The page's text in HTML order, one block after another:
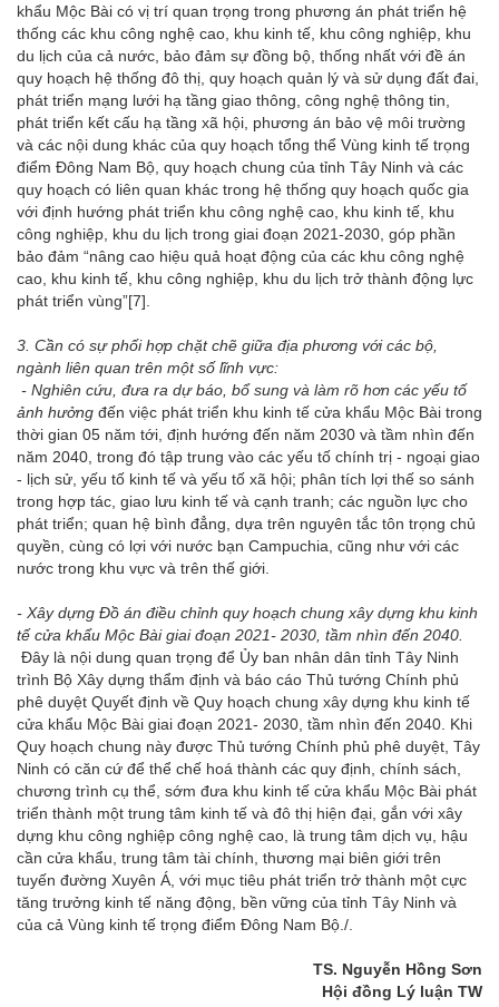
khẩu Mộc Bài có vị trí quan trọng trong phương án phát triển hệ
thống các khu công nghệ cao, khu kinh tế, khu công nghiệp, khu
du lịch của cả nước, bảo đảm sự đồng bộ, thống nhất với đề án
quy hoạch hệ thống đô thị, quy hoạch quản lý và sử dụng đất đai,
phát triển mạng lưới hạ tầng giao thông, công nghệ thông tin,
phát triển kết cấu hạ tầng xã hội, phương án bảo vệ môi trường
và các nội dung khác của quy hoạch tổng thể Vùng kinh tế trọng
điểm Đông Nam Bộ, quy hoạch chung của tỉnh Tây Ninh và các
quy hoạch có liên quan khác trong hệ thống quy hoạch quốc gia
với định hướng phát triển khu công nghệ cao, khu kinh tế, khu
công nghiệp, khu du lịch trong giai đoạn 2021-2030, góp phần
bảo đảm “nâng cao hiệu quả hoạt động của các khu công nghệ
cao, khu kinh tế, khu công nghiệp, khu du lịch trở thành động lực
phát triển vùng”[7]
3. Cần có sự phối hợp chặt chẽ giữa địa phương với các bộ,
ngành liên quan trên một số lĩnh vực:
- Nghiên cứu, đưa ra dự báo, bổ sung và làm rõ hơn các yếu tố
ảnh hưởng đến việc phát triển khu kinh tế cửa khẩu Mộc Bài trong
thời gian 05 năm tới, định hướng đến năm 2030 và tầm nhìn đến
năm 2040, trong đó tập trung vào các yếu tố chính trị - ngoại giao
- lịch sử, yếu tố kinh tế và yếu tố xã hội; phân tích lợi thế so sánh
trong hợp tác, giao lưu kinh tế và cạnh tranh; các nguồn lực cho
phát triển; quan hệ bình đẳng, dựa trên nguyên tắc tôn trọng chủ
quyền, cùng có lợi với nước bạn Campuchia, cũng như với các
nước trong khu vực và trên thế giới.
- Xây dựng Đồ án điều chỉnh quy hoạch chung xây dựng khu kinh
tế cửa khẩu Mộc Bài giai đoạn 2021- 2030, tầm nhìn đến 2040.
Đây là nội dung quan trọng để Ủy ban nhân dân tỉnh Tây Ninh
trình Bộ Xây dựng thẩm định và báo cáo Thủ tướng Chính phủ
phê duyệt Quyết định về Quy hoạch chung xây dựng khu kinh tế
cửa khẩu Mộc Bài giai đoạn 2021- 2030, tầm nhìn đến 2040. Khi
Quy hoạch chung này được Thủ tướng Chính phủ phê duyệt, Tây
Ninh có căn cứ để thể chế hoá thành các quy định, chính sách,
chương trình cụ thể, sớm đưa khu kinh tế cửa khẩu Mộc Bài phát
triển thành một trung tâm kinh tế và đô thị hiện đại, gắn với xây
dựng khu công nghiệp công nghệ cao, là trung tâm dịch vụ, hậu
cần cửa khẩu, trung tâm tài chính, thương mại biên giới trên
tuyến đường Xuyên Á, với mục tiêu phát triển trở thành một cực
tăng trưởng kinh tế năng động, bền vững của tỉnh Tây Ninh và
của cả Vùng kinh tế trọng điểm Đông Nam Bộ./.
TS. Nguyễn Hồng Sơn
Hội đồng Lý luận TW